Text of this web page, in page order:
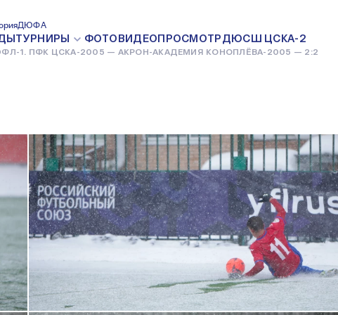
ДЮФА
ТУРНИРЫ ФОТОВИДЕОПРОСМОТРДЮСШ ЦСКА-2
1. ПФК ЦСКА-2005 — АКРОН-АКАДЕМИЯ КОНОПЛЁВА-2005 — 2:2
АКАДЕМИЯ
12 МАРТА 2023